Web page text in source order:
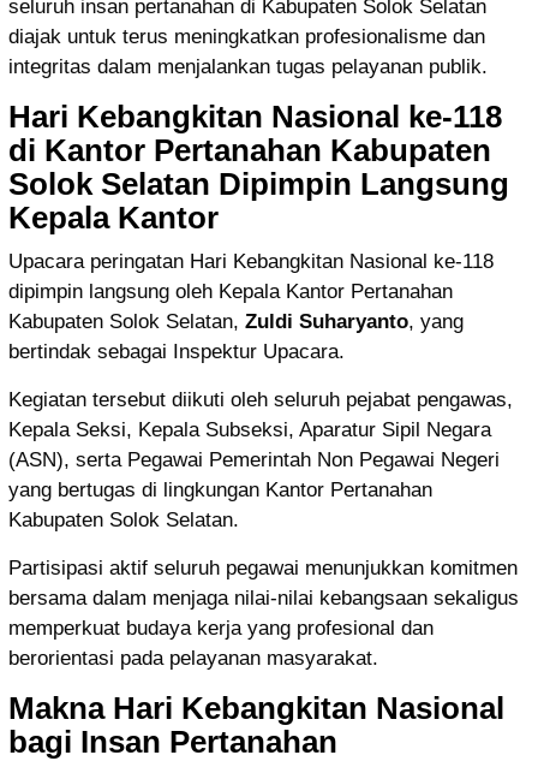
seluruh insan pertanahan di Kabupaten Solok Selatan
diajak untuk terus meningkatkan profesionalisme dan
integritas dalam menjalankan tugas pelayanan publik.
Hari Kebangkitan Nasional ke-118
di Kantor Pertanahan Kabupaten
Solok Selatan Dipimpin Langsung
Kepala Kantor
Upacara peringatan Hari Kebangkitan Nasional ke-118
dipimpin langsung oleh Kepala Kantor Pertanahan
Kabupaten Solok Selatan, Zuldi Suharyanto, yang
bertindak sebagai Inspektur Upacara.
Kegiatan tersebut diikuti oleh seluruh pejabat pengawas,
Kepala Seksi, Kepala Subseksi, Aparatur Sipil Negara
(ASN), serta Pegawai Pemerintah Non Pegawai Negeri
yang bertugas di lingkungan Kantor Pertanahan
Kabupaten Solok Selatan.
Partisipasi aktif seluruh pegawai menunjukkan komitmen
bersama dalam menjaga nilai-nilai kebangsaan sekaligus
memperkuat budaya kerja yang profesional dan
berorientasi pada pelayanan masyarakat.
Makna Hari Kebangkitan Nasional
bagi Insan Pertanahan